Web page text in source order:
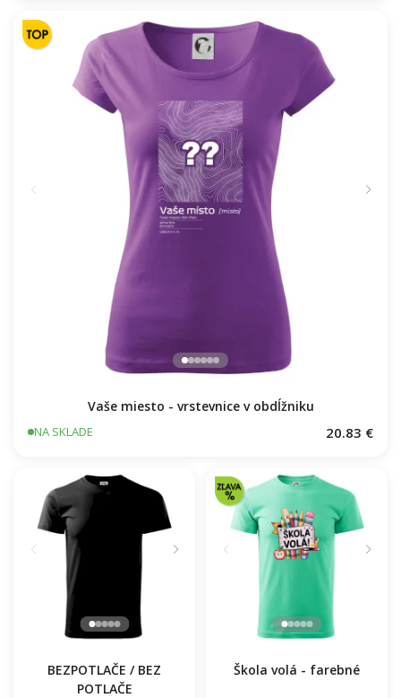
Vaše miesto - vrstevnice v obdĺžniku
NA SKLADE 20.83 €
BEZPOTLAČE / BEZ
POTLAČE
Škola volá - farebné